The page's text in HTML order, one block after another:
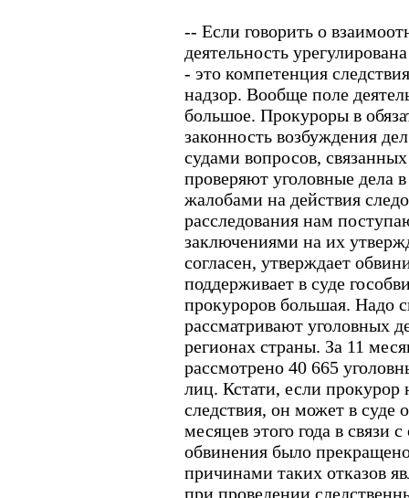
-- Если говорить о
деятельность
- это компетенция
надзор. Вообще поле
большое. Прокуроры в
законность возбуждения
судами вопросов,
проверяют уголовные дела
жалобами на действия
расследования нам
заключениями на их
согласен, утверждает
поддерживает в суде
прокуроров большая. Надо
рассматривают уголовных
регионах страны. За 11
рассмотрено 40 665
лиц. Кстати, если прокурор
следствия, он может в суде
месяцев этого года в связи
обвинения было
причинами таких отказов
при проведении